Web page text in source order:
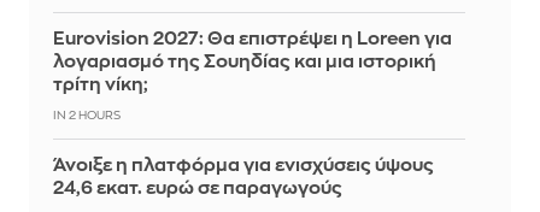
Eurovision 2027: Θα επιστρέψει η Loreen για
λογαριασμό της Σουηδίας και μια ιστορική
τρίτη νίκη;
IN 2 HOURS
Άνοιξε η πλατφόρμα για ενισχύσεις ύψους
24,6 εκατ. ευρώ σε παραγωγούς